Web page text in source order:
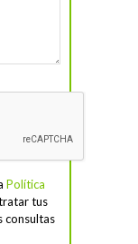
Política
tus
consultas